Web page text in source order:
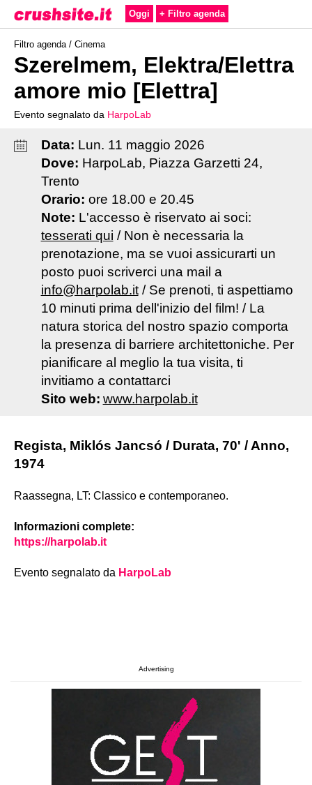
Oggi + Filtro agenda
Filtro agenda / Cinema
Szerelmem, Elektra/Elettra
amore mio [Elettra]
Evento segnalato da HarpoLab
Data: Lun. 11 maggio 2026
Dove: HarpoLab, Piazza Garzetti 24,
Trento
Orario: ore 18.00 e 20.45
Note: L'accesso è riservato ai soci:
tesserati qui / Non è necessaria la
prenotazione, ma se vuoi assicurarti un
posto puoi scriverci una mail a
info@harpolab.it/ Se prenoti, ti aspettiamo
10 minuti prima dell'inizio del film! / La
natura storica del nostro spazio comporta
la presenza di barriere architettoniche. Per
pianificare al meglio la tua visita, ti
invitiamo a contattarci
Sito web: www.harpolab.it
Regista, Miklós Jancsó / Durata, 70' / Anno,
1974
Raassegna, LT: Classico e contemporaneo.
Informazioni complete:
https://harpolab.it
Evento segnalato da HarpoLab
Advertising